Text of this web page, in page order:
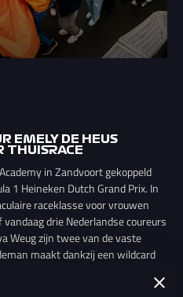
EMELY DE HEUS
THUISRACE
in Zandvoort gekoppeld
1 Heineken Dutch Grand Prix. In
raceklasse voor vrouwen
drie Nederlandse coureurs
Weug zijn twee van de vaste
maakt dankzij een wildcard
debuut. De pas 20-jarige coureur
auto mee voor het team